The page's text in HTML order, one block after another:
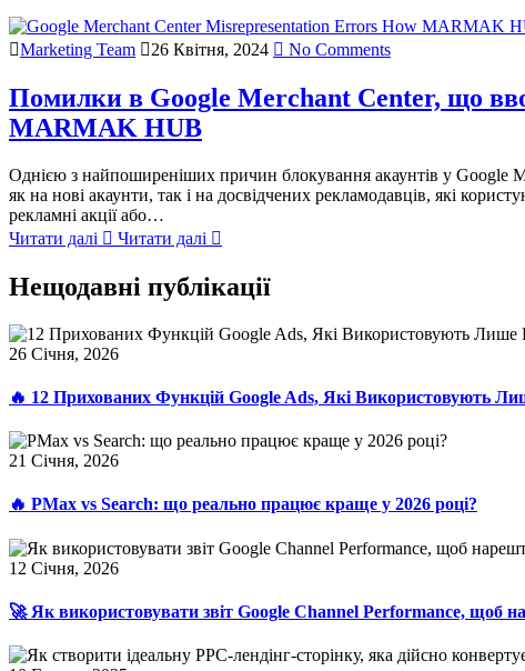
Marketing Team 26 Квітня, 2024 No Comments
Помилки в Google Merchant Center, що
MARMAK HUB
Однією з найпоширеніших причин блокування акаунтів у Google
як на нові акаунти, так і на досвідчених рекламодавців, які
рекламні акції або…
Читати далі
Читати далі
Нещодавні публікації
26 Січня, 2026
🔥 12 Прихованих Функцій Google Ads, Які Використовують
21 Січня, 2026
🔥 PMax vs Search: що реально працює краще у 2026 році?
12 Січня, 2026
🚀 Як використовувати звіт Google Channel Performance, щоб